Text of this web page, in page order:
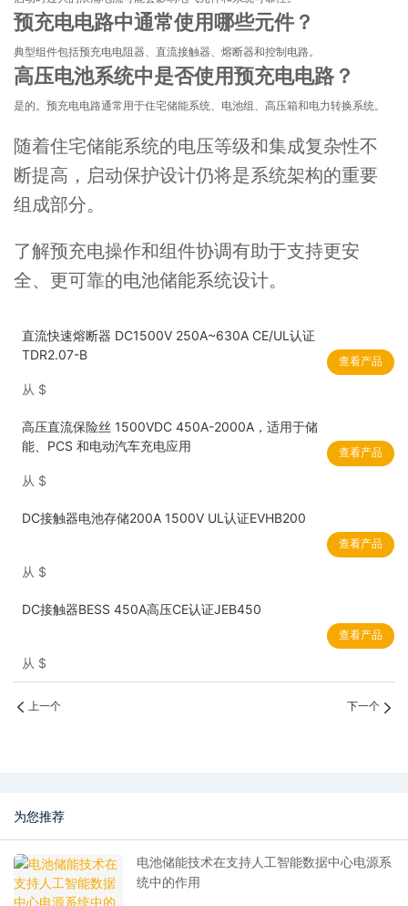
预充电电路中通常使用哪些元件？
典型组件包括预充电电阻器、直流接触器、熔断器和控制电路。
高压电池系统中是否使用预充电电路？
是的。预充电电路通常用于住宅储能系统、电池组、高压箱和电力转换系统。
随着住宅储能系统的电压等级和集成复杂性不
断提高，启动保护设计仍将是系统架构的重要
组成部分。
了解预充电操作和组件协调有助于支持更安
全、更可靠的电池储能系统设计。
直流快速熔断器 DC1500V 250A~630A CE/UL认证
TDR2.07-B
从 $
查看产品
高压直流保险丝 1500VDC 450A-2000A，适用于储
能、PCS 和电动汽车充电应用
从 $
查看产品
DC接触器电池存储200A 1500V UL认证EVHB200
从 $
查看产品
DC接触器BESS 450A高压CE认证JEB450
从 $
查看产品
上一个 下一个
为您推荐
电池储能技术在支持人工智能数据中心电源系
统中的作用